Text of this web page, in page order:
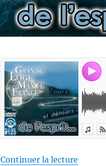
Continuer la lecturede «